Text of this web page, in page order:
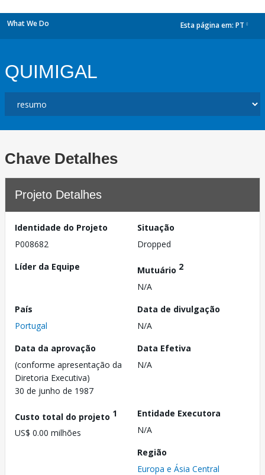
What We Do Esta página em: PT
QUIMIGAL
Chave Detalhes
Projeto Detalhes
Identidade do Projeto
P008682
Situação
Dropped
Líder da Equipe
Mutuário 2
N/A
País
Portugal
Data de divulgação
N/A
Data da aprovação
(conforme apresentação da
Diretoria Executiva)
30 de junho de 1987
Data Efetiva
N/A
Custo total do projeto 1
US$ 0.00 milhões
Entidade Executora
N/A
Região
Europa e Ásia Central